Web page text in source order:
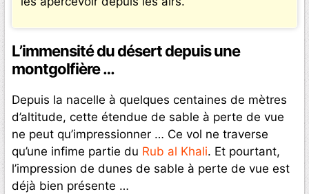
L’immensité du désert depuis une
montgolfière …
Depuis la nacelle à quelques centaines de mètres
d’altitude, cette étendue de sable à perte de vue
ne peut qu’impressionner … Ce vol ne traverse
qu’une infime partie du Rub al Khali. Et pourtant,
l’impression de dunes de sable à perte de vue est
déjà bien présente …